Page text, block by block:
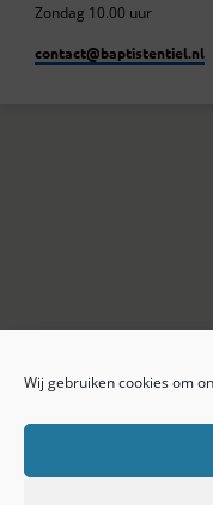
Wij gebruiken cookies om
Zondag 10.00 uur
contact​@baptistentiel.nl
ONLINE ARCHIEF